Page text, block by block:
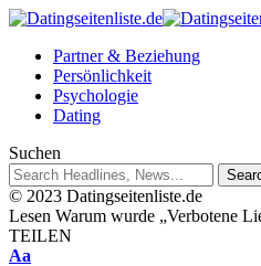
Partner & Beziehung
Persönlichkeit
Psychologie
Dating
Suchen
© 2023 Datingseitenliste.de
Lesen Warum wurde „Verbotene
TEILEN
Aa